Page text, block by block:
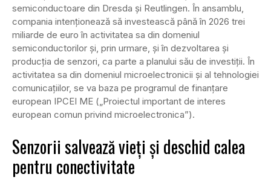
semiconductoare din Dresda și Reutlingen. În ansamblu,
compania intenționează să investească până în 2026 trei
miliarde de euro în activitatea sa din domeniul
semiconductorilor și, prin urmare, și în dezvoltarea și
producția de senzori, ca parte a planului său de investiții. În
activitatea sa din domeniul microelectronicii și al tehnologiei
comunicațiilor, se va baza pe programul de finanțare
european IPCEI ME („Proiectul important de interes
european comun privind microelectronica”).
Senzorii salvează vieți și deschid calea
pentru conectivitate